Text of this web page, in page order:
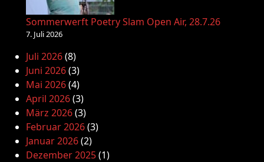
Sommerwerft Poetry Slam Open Air, 28.7.26
7. Juli 2026
Juli 2026(8)
Juni 2026(3)
Mai 2026(4)
April 2026(3)
März 2026(3)
Februar 2026(3)
Januar 2026(2)
Dezember 2025(1)